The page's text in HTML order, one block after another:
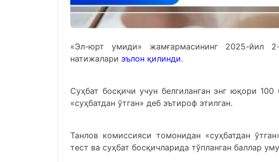
«Эл-юрт умиди» жамғармасининг 2025-йил
натижалари эълон қилинди.
Суҳбат босқичи учун белгиланган энг юқори
«суҳбатдан ўтган» деб эътироф этилган.
Танлов комиссияси томонидан «суҳбатдан
тест ва суҳбат босқичларида тўпланган баллар